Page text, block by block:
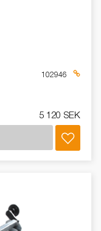
102946
5 120 SEK